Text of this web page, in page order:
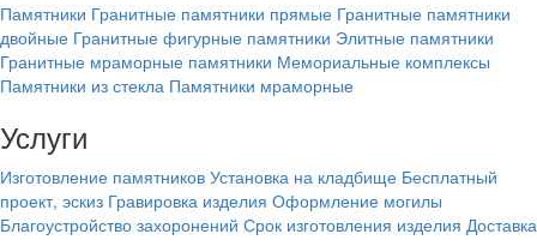
Памятники Гранитные памятники прямые Гранитные памятники
двойные Гранитные фигурные памятники Элитные памятники
Гранитные мраморные памятники Мемориальные комплексы
Памятники из стекла Памятники мраморные
Услуги
Изготовление памятников Установка на кладбище Бесплатный
проект, эскиз Гравировка изделия Оформление могилы
Благоустройство захоронений Срок изготовления изделия Доставка